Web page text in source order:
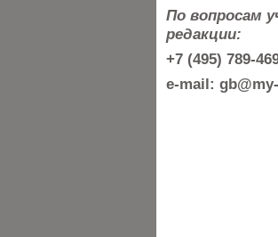
По вопросам
редакции:
+7 (495) 789-
e-mail: